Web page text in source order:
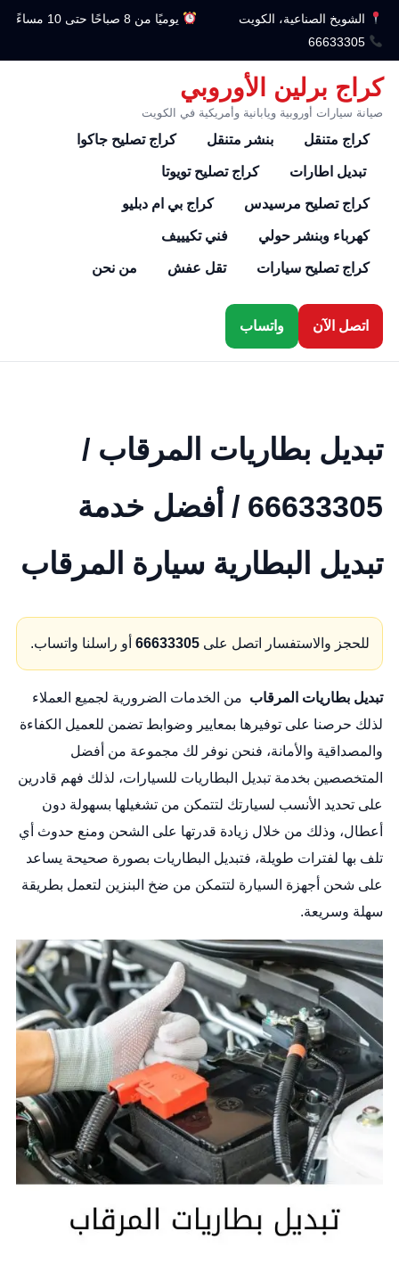
الشويخ الصناعية، الكويت
يوميًا من 8 صباحًا حتى 10 مساءً
66633305
كراج برلين الأوروبي
صيانة سيارات أوروبية ويابانية وأمريكية في الكويت
كراج متنقل بنشر متنقل كراج تصليح جاكوا
تبديل اطارات كراج تصليح تويوتا
كراج تصليح مرسيدس كراج بي ام دبليو
كهرباء وبنشر حولي فني تكيييف
كراج تصليح سيارات تقل عفش من نحن
اتصل الآن واتساب
تبديل بطاريات المرقاب /
66633305 / أفضل خدمة
تبديل البطارية سيارة المرقاب
للحجز والاستفسار اتصل على 66633305أو راسلنا واتساب.
تبديل بطاريات المرقاب من الخدمات الضرورية لجميع العملاء
لذلك حرصنا على توفيرها بمعايير وضوابط تضمن للعميل الكفاءة
والمصداقية والأمانة، فنحن نوفر لك مجموعة من أفضل
المتخصصين بخدمة تبديل البطاريات للسيارات، لذلك فهم قادرين
على تحديد الأنسب لسيارتك لتتمكن من تشغيلها بسهولة دون
أعطال، وذلك من خلال زيادة قدرتها على الشحن ومنع حدوث أي
تلف بها لفترات طويلة، فتبديل البطاريات بصورة صحيحة يساعد
على شحن أجهزة السيارة لتتمكن من ضخ البنزين لتعمل بطريقة
سهلة وسريعة.